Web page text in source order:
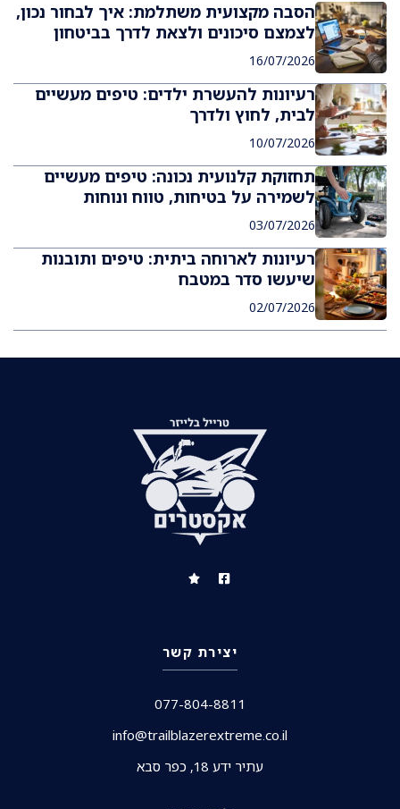
הסבה מקצועית משתלמת: איך לבחור נכון,
לצמצם סיכונים ולצאת לדרך בביטחון
16/07/2026
רעיונות להעשרת ילדים: טיפים מעשיים
לבית, לחוץ ולדרך
10/07/2026
תחזוקת קלנועית נכונה: טיפים מעשיים
לשמירה על בטיחות, טווח ונוחות
03/07/2026
רעיונות לארוחה ביתית: טיפים ותובנות
שיעשו סדר במטבח
02/07/2026
יצירת קשר
077-804-8811
info@trailblazerextreme.co.il
עתיר ידע 18, כפר סבא